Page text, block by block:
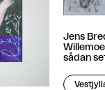
Jens
sådan